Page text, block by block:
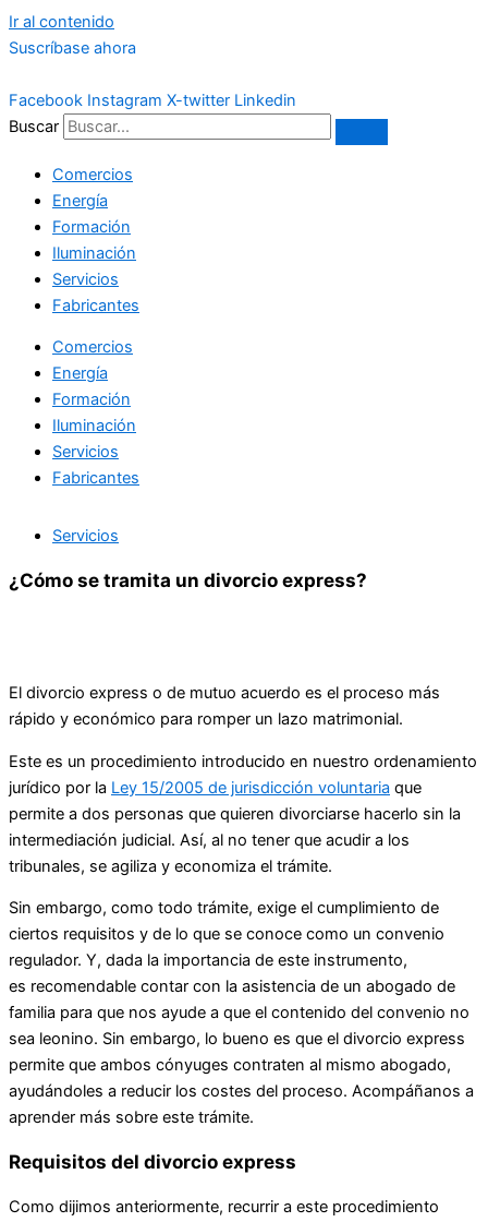
Ir al contenido
Suscríbase ahora
Facebook Instagram X-twitter Linkedin
Buscar
Comercios
Energía
Formación
Iluminación
Servicios
Fabricantes
Comercios
Energía
Formación
Iluminación
Servicios
Fabricantes
Servicios
¿Cómo se tramita un divorcio express?
El divorcio express o de mutuo acuerdo es el proceso más
rápido y económico para romper un lazo matrimonial.
Este es un procedimiento introducido en nuestro ordenamiento
jurídico por la Ley 15/2005 de jurisdicción voluntaria que
permite a dos personas que quieren divorciarse hacerlo sin la
intermediación judicial. Así, al no tener que acudir a los
tribunales, se agiliza y economiza el trámite.
Sin embargo, como todo trámite, exige el cumplimiento de
ciertos requisitos y de lo que se conoce como un convenio
regulador. Y, dada la importancia de este instrumento,
es recomendable contar con la asistencia de un abogado de
familia para que nos ayude a que el contenido del convenio no
sea leonino. Sin embargo, lo bueno es que el divorcio express
permite que ambos cónyuges contraten al mismo abogado,
ayudándoles a reducir los costes del proceso. Acompáñanos a
aprender más sobre este trámite.
Requisitos del divorcio express
Como dijimos anteriormente, recurrir a este procedimiento